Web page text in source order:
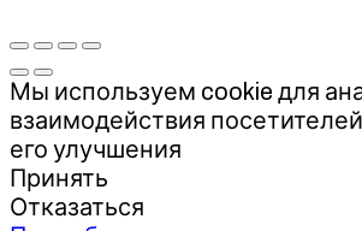
Мы используем cookie для
взаимодействия
его улучшения
Принять
Отказаться